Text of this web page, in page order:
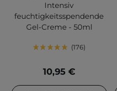
Intensiv
feuchtigkeitsspendende
Gel-Creme - 50ml
176
10,95 €